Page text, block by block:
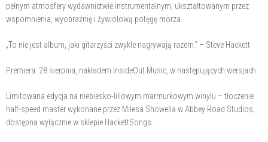
pełnym atmosfery wydawnictwie instrumentalnym, ukształtowanym przez
wspomnienia, wyobraźnię i żywiołową potęgę morza.
„To nie jest album, jaki gitarzyści zwykle nagrywają razem.” – Steve Hackett
Premiera: 28 sierpnia, nakładem InsideOut Music, w następujących wersjach:
Limitowana edycja na niebiesko-liliowym marmurkowym winylu – tłoczenie
half-speed master wykonane przez Milesa Showella w Abbey Road Studios;
dostępna wyłącznie w sklepie HackettSongs.